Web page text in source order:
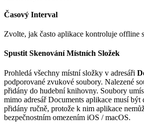
Časový Interval
Zvolte, jak často aplikace kontroluje offline
Spustit Skenování Místních Složek
Prohledá všechny místní složky v adresáři
podporované zvukové soubory. Nalezené
přidány do hudební knihovny. Soubory
mimo adresář Documents aplikace musí
přidány ručně, protože k nim aplikace
bezpečnostním omezením iOS / macOS.